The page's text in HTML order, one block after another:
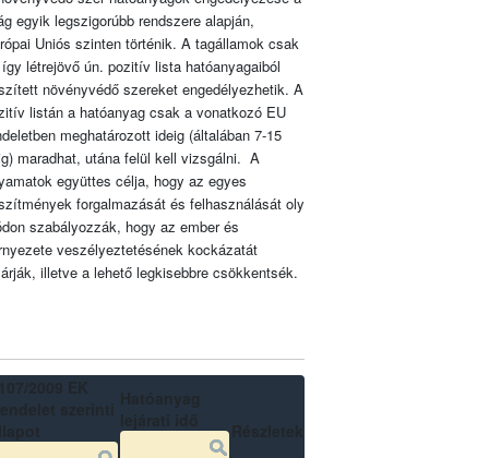
egyik legszigorúbb rendszere alapján,
Uniós szinten történik. A tagállamok csak
létrejövő ún. pozitív lista hatóanyagaiból
növényvédő szereket engedélyezhetik. A
listán a hatóanyag csak a vonatkozó EU
meghatározott ideig (általában 7-15
maradhat, utána felül kell vizsgálni. A
együttes célja, hogy az egyes
forgalmazását és felhasználását oly
szabályozzák, hogy az ember és
veszélyeztetésének kockázatát
illetve a lehető legkisebbre csökkentsék.